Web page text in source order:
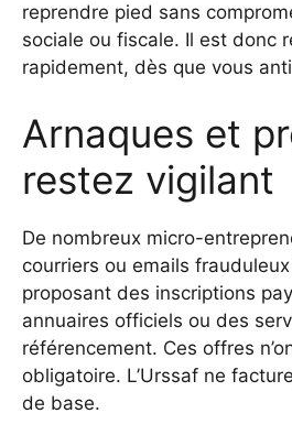
reprendre pied sans
sociale ou fiscale. Il est donc
rapidement, dès que vous
Arnaques et
restez vigilant
De nombreux micro-
courriers ou emails frauduleux
proposant des inscriptions
annuaires officiels ou des
référencement. Ces offres
obligatoire. L’Urssaf ne
de base.